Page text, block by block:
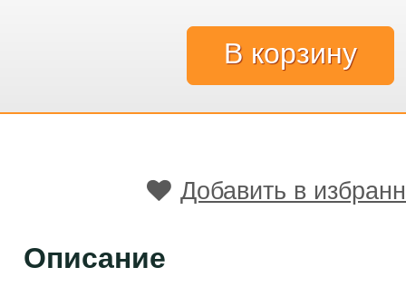
Добавить в
Описание